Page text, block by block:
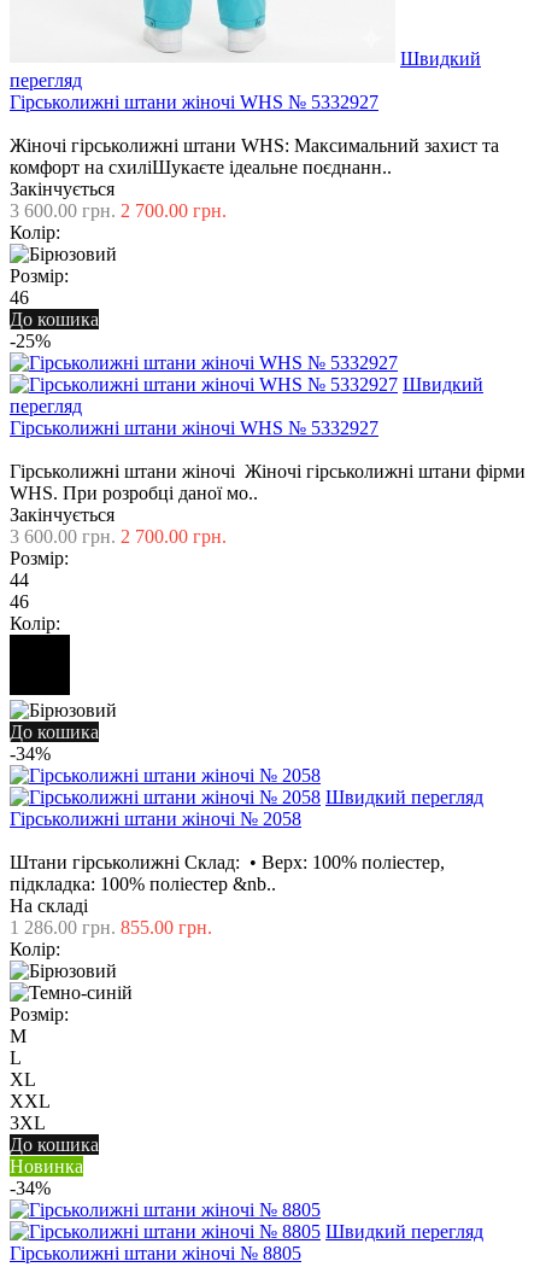
Швидкий
перегляд
Гірськолижні штани жіночі WHS № 5332927
Жіночі гірськолижні штани WHS: Максимальний захист та
комфорт на схиліШукаєте ідеальне поєднанн..
Закінчується
3 600.00 грн. 2 700.00 грн.
Колір:
Розмір:
46
До кошика
-25%
Швидкий
перегляд
Гірськолижні штани жіночі WHS № 5332927
Гірськолижні штани жіночі Жіночі гірськолижні штани фірми
WHS. При розробці даної мо..
Закінчується
3 600.00 грн. 2 700.00 грн.
Розмір:
44
46
Колір:
До кошика
-34%
Швидкий перегляд
Гірськолижні штани жіночі № 2058
Штани гірськолижні Склад: • Верх: 100% поліестер,
підкладка: 100% поліестер &nb..
На складі
1 286.00 грн. 855.00 грн.
Колір:
Розмір:
M
L
XL
XXL
3XL
До кошика
Новинка
-34%
Швидкий перегляд
Гірськолижні штани жіночі № 8805